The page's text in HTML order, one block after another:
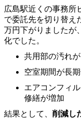
広島駅近くの事務所
で委託先を切り替え
万円下がりましたが
化でした。
共用部の汚れ
空室期間が長
エアコンフィ
修繕が増加
結果として、 削減し